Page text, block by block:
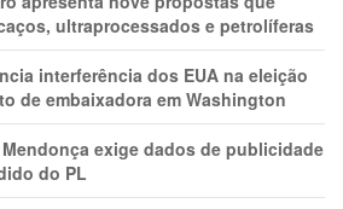
ultraprocessados e petrolíferas
interferência dos EUA na eleição
de embaixadora em Washington
exige dados de publicidade
do PL